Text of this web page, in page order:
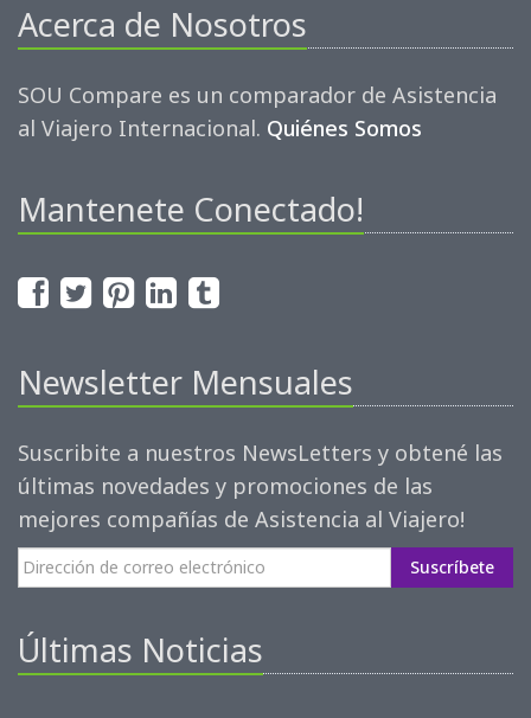
Acerca de Nosotros
SOU Compare es un comparador de Asistencia
al Viajero Internacional. Quiénes Somos
Mantenete Conectado!
Newsletter Mensuales
Suscribite a nuestros NewsLetters y obtené las
últimas novedades y promociones de las
mejores compañías de Asistencia al Viajero!
Suscríbete
Últimas Noticias